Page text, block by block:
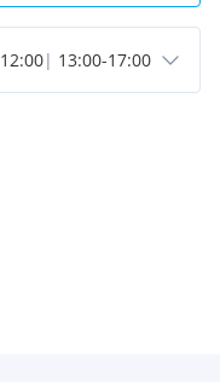
12:00| 13:00-17:00